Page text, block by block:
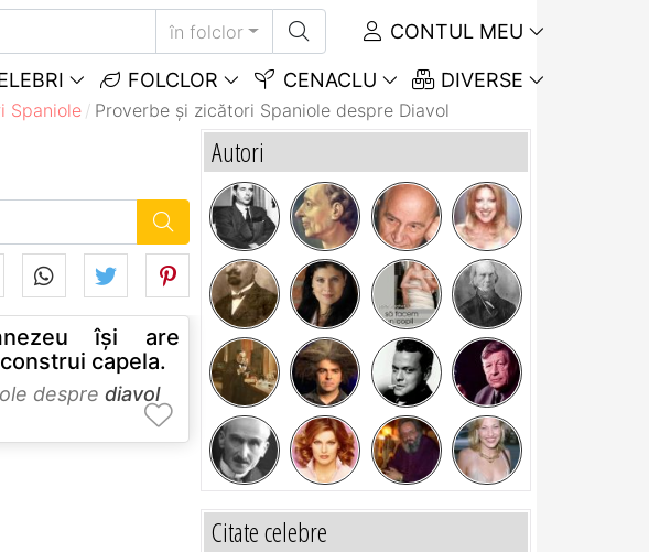
în folclor CONTUL MEU
FOLCLOR CENACLU DIVERSE
Spaniole Proverbe și zicători Spaniole despre Diavol
îşi are
capela.
despre diavol
Autori
Citate celebre